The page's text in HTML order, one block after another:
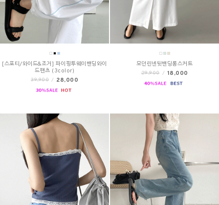
[스포티/와이드&조거] 파이핑투웨이밴딩와이
드팬츠 (3color)
39,900 / 28,000
모던린넨뒷밴딩롱스커트
29,900 / 18,000